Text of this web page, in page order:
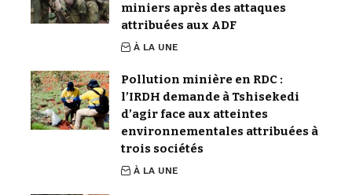
miniers après des attaques
attribuées aux ADF
À LA UNE
Pollution minière en RDC :
l’IRDH demande à Tshisekedi
d’agir face aux atteintes
environnementales attribuées à
trois sociétés
À LA UNE